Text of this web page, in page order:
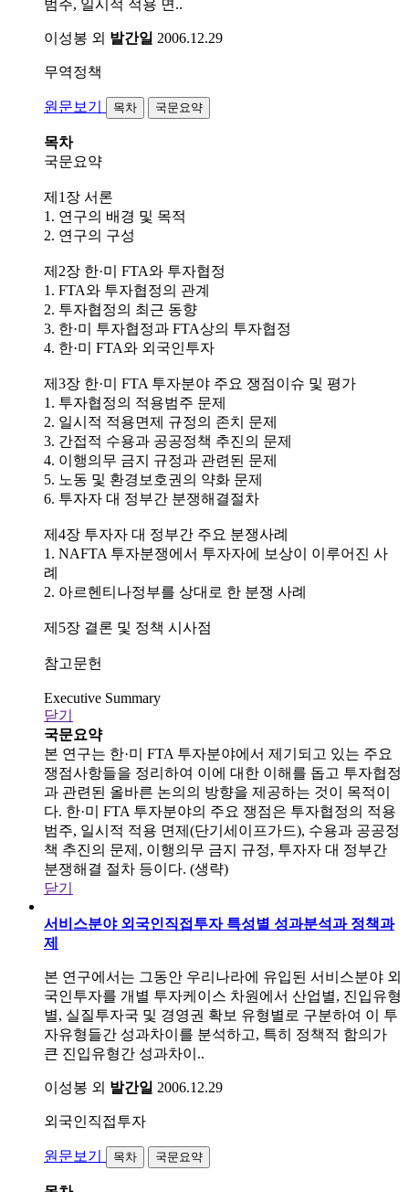
범주, 일시적 적용 면..
이성봉 외 발간일 2006.12.29
무역정책
원문보기 목차 국문요약
목차
국문요약
제1장 서론
1. 연구의 배경 및 목적
2. 연구의 구성
제2장 한·미 FTA와 투자협정
1. FTA와 투자협정의 관계
2. 투자협정의 최근 동향
3. 한·미 투자협정과 FTA상의 투자협정
4. 한·미 FTA와 외국인투자
제3장 한·미 FTA 투자분야 주요 쟁점이슈 및 평가
1. 투자협정의 적용범주 문제
2. 일시적 적용면제 규정의 존치 문제
3. 간접적 수용과 공공정책 추진의 문제
4. 이행의무 금지 규정과 관련된 문제
5. 노동 및 환경보호권의 약화 문제
6. 투자자 대 정부간 분쟁해결절차
제4장 투자자 대 정부간 주요 분쟁사례
1. NAFTA 투자분쟁에서 투자자에 보상이 이루어진 사
례
2. 아르헨티나정부를 상대로 한 분쟁 사례
제5장 결론 및 정책 시사점
참고문헌
Executive Summary
닫기
국문요약
본 연구는 한·미 FTA 투자분야에서 제기되고 있는 주요
쟁점사항들을 정리하여 이에 대한 이해를 돕고 투자협정
과 관련된 올바른 논의의 방향을 제공하는 것이 목적이
다. 한·미 FTA 투자분야의 주요 쟁점은 투자협정의 적용
범주, 일시적 적용 면제(단기세이프가드), 수용과 공공정
책 추진의 문제, 이행의무 금지 규정, 투자자 대 정부간
분쟁해결 절차 등이다. (생략)
닫기
서비스분야 외국인직접투자 특성별 성과분석과 정책과
제
본 연구에서는 그동안 우리나라에 유입된 서비스분야 외
국인투자를 개별 투자케이스 차원에서 산업별, 진입유형
별, 실질투자국 및 경영권 확보 유형별로 구분하여 이 투
자유형들간 성과차이를 분석하고, 특히 정책적 함의가
큰 진입유형간 성과차이..
이성봉 외 발간일 2006.12.29
외국인직접투자
원문보기 목차 국문요약